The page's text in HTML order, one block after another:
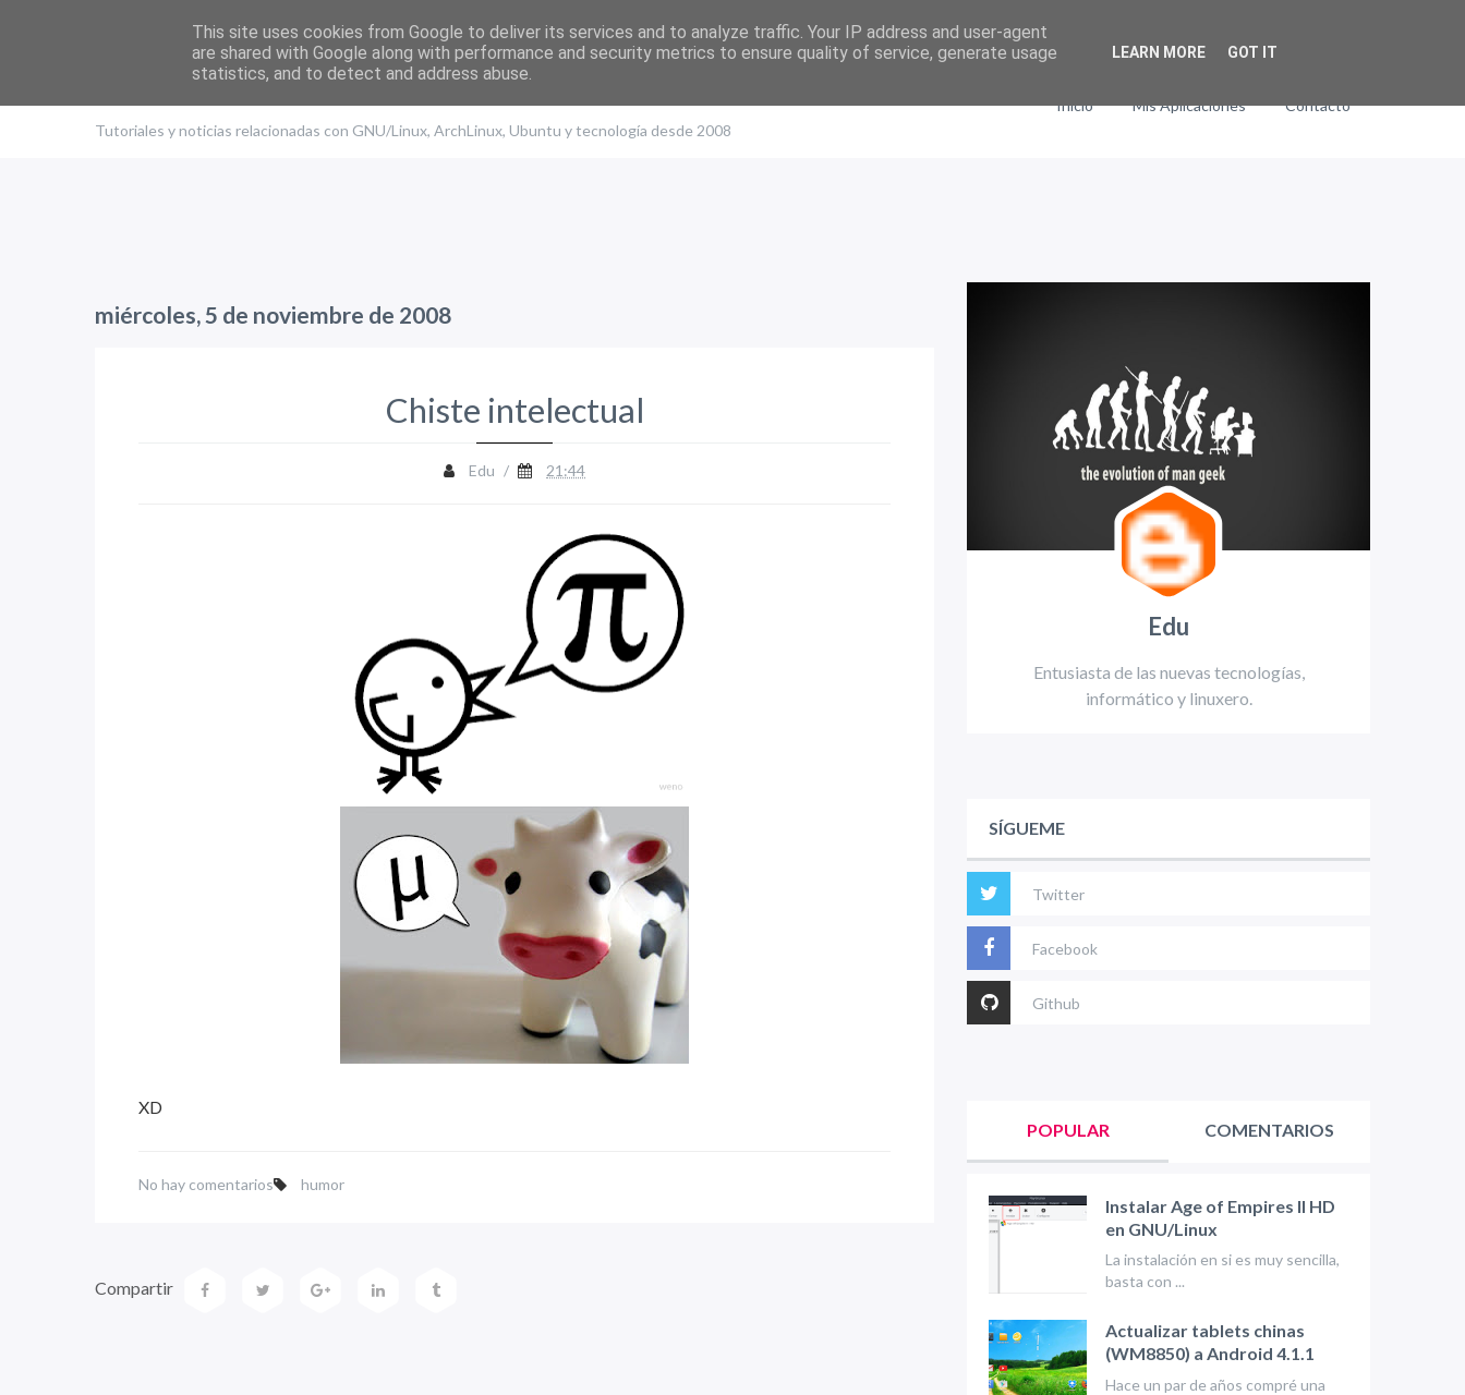
El blog de Edu
Tutoriales y noticias relacionadas con GNU/Linux, ArchLinux, Ubuntu y tecnología desde 2008
Inicio Mis Aplicaciones Contacto
miércoles, 5 de noviembre de 2008
Chiste intelectual
Edu / 21:44
XD
No hay comentarios humor
Compartir
Edu
Entusiasta de las nuevas tecnologías,
informático y linuxero.
SÍGUEME
Twitter
Facebook
Github
POPULAR COMENTARIOS
Instalar Age of Empires II HD
en GNU/Linux
La instalación en si es muy sencilla,
basta con ...
Actualizar tablets chinas
(WM8850) a Android 4.1.1
Hace un par de años compré una
This site uses cookies from Google to deliver its services and to analyze traffic. Your IP address and user-agent
are shared with Google along with performance and security metrics to ensure quality of service, generate usage
statistics, and to detect and address abuse.
LEARN MORE GOT IT